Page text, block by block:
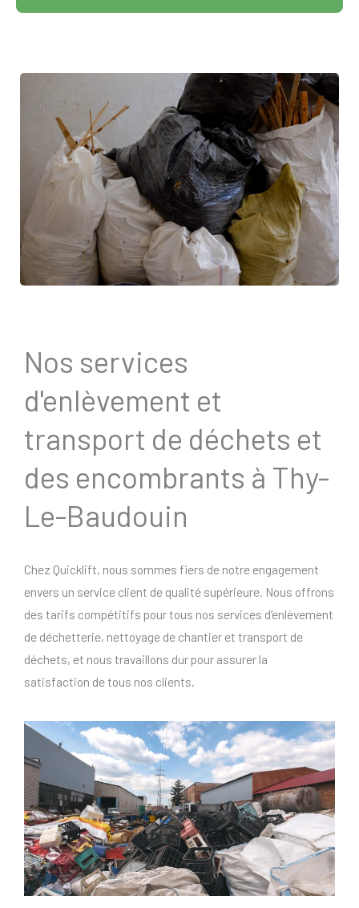
Nos services
d'enlèvement et
transport de déchets et
des encombrants à Thy-
Le-Baudouin
Chez Quicklift, nous sommes fiers de notre engagement
envers un service client de qualité supérieure. Nous offrons
des tarifs compétitifs pour tous nos services d’enlèvement
de déchetterie, nettoyage de chantier et transport de
déchets, et nous travaillons dur pour assurer la
satisfaction de tous nos clients.